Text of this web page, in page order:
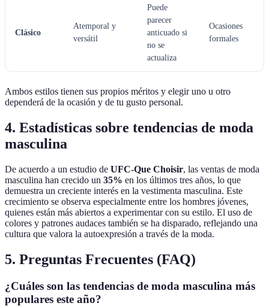
Clásico
Atemporal y
versátil
Puede
parecer
anticuado si
no se
actualiza
Ocasiones
formales
Ambos estilos tienen sus propios méritos y elegir uno u otro
dependerá de la ocasión y de tu gusto personal.
4. Estadísticas sobre tendencias de moda
masculina
De acuerdo a un estudio de UFC-Que Choisir, las ventas de moda
masculina han crecido un 35% en los últimos tres años, lo que
demuestra un creciente interés en la vestimenta masculina. Este
crecimiento se observa especialmente entre los hombres jóvenes,
quienes están más abiertos a experimentar con su estilo. El uso de
colores y patrones audaces también se ha disparado, reflejando una
cultura que valora la autoexpresión a través de la moda.
5. Preguntas Frecuentes (FAQ)
¿Cuáles son las tendencias de moda masculina más
populares este año?